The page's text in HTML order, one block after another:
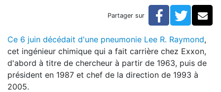
Le plus grand menteur climatique est décédé
Partager sur Facebook
Ce 6 juin décédait d'une pneumonie Lee R. Raymond,
cet ingénieur chimique qui a fait carrière chez Exxon,
d'abord à titre de chercheur à partir de 1963, puis de
président en 1987 et chef de la direction de 1993 à
2005.